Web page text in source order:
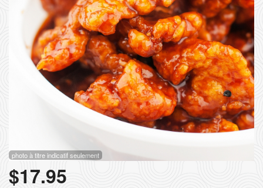
photo à titre indicatif seulement
$17.95